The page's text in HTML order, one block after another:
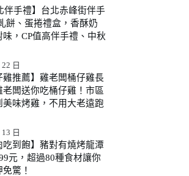
伴手禮】台北赤峰街伴手
餅、蛋捲禮盒，香酥奶
，CP值高伴手禮、中秋
日
雞推薦】雞老闆桶仔雞長
老闆送你吃桶仔雞！市區
美味烤雞，不用大老遠跑
日
吃到飽】豬對有燒烤龍潭
元，超過80種食材讓你
驚！